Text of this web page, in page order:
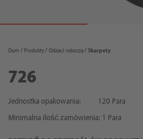
Dom Produkty Odzież robocza Skarpety
726
Jednostka opakowania:
120 Para
Minimalna ilość zamówienia: 1 Para